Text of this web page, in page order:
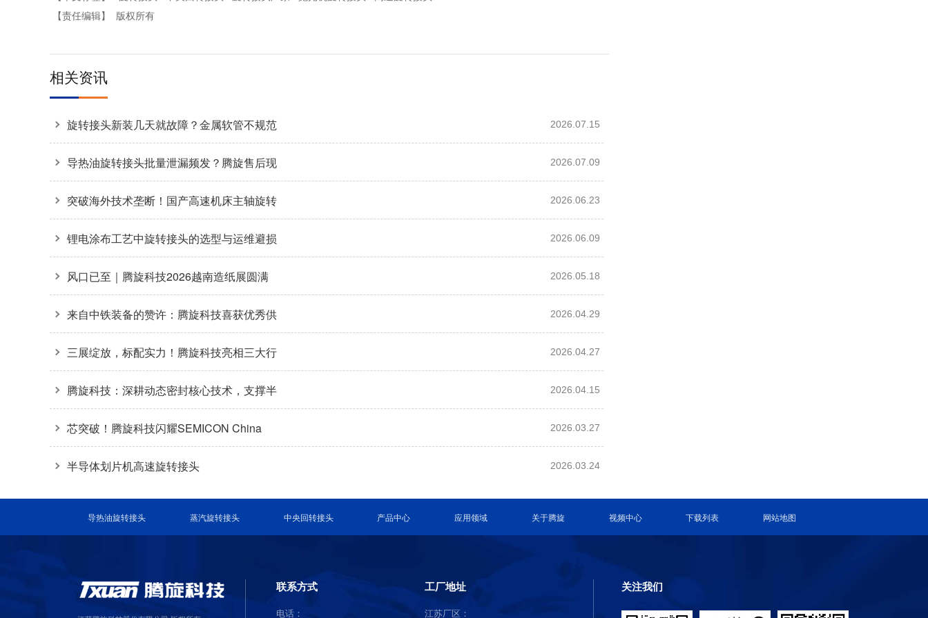
【责任编辑】
版权所有
相关资讯
旋转接头新装几天就故障？金属软管不规范
安装是主因
2026.07.15
导热油旋转接头批量泄漏频发？腾旋售后现
场拆解揭秘两大核心诱因
2026.07.09
突破海外技术垄断！国产高速机床主轴旋转
接头36000转高转速自主可控
2026.06.23
锂电涂布工艺中旋转接头的选型与运维避损
方案
2026.06.09
风口已至｜腾旋科技2026越南造纸展圆满
收官
2026.05.18
来自中铁装备的赞许：腾旋科技喜获优秀供
应商奖+质量标杆奖
2026.04.29
三展绽放，标配实力！腾旋科技亮相三大行
业盛会
2026.04.27
腾旋科技：深耕动态密封核心技术，支撑半
导体装备关键环节
2026.04.15
芯突破！腾旋科技闪耀SEMICON China
2026
2026.03.27
半导体划片机高速旋转接头 2026.03.24
导热油旋转接头 蒸汽旋转接头 中央回转接头 产品中心 应用领域 关于腾旋 视频中心 下载列表 网站地图
联系方式
电话：
工厂地址
江苏厂区：
关注我们